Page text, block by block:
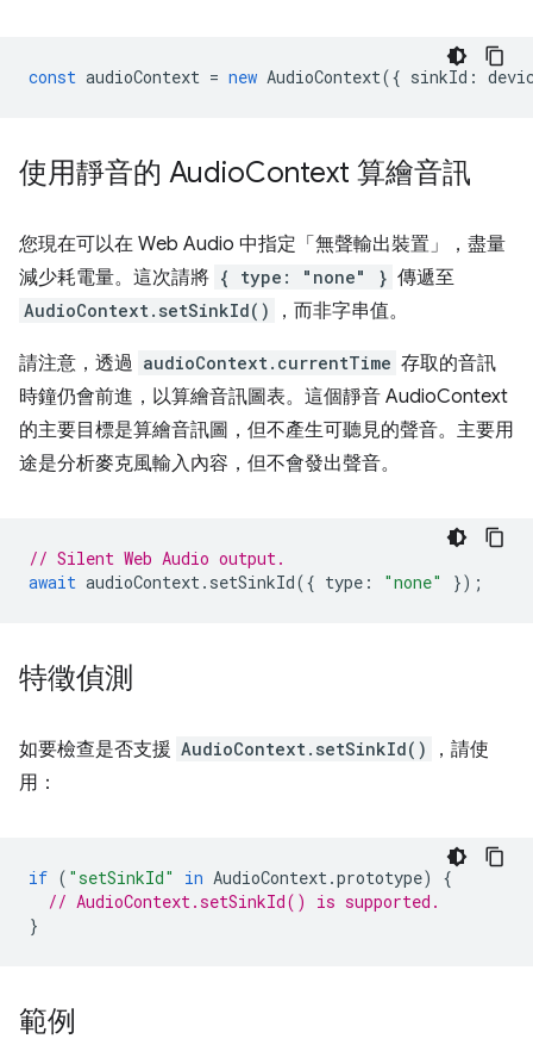
const audioContext = new AudioContext({ sinkId :
使用靜音的 AudioContext 算繪音訊
您現在可以在 Web Audio 中指定「無聲輸出裝置」，盡量
減少耗電量。這次請將 { type: "none" } 傳遞至
AudioContext.setSinkId() ，而非字串值。
請注意，透過 audioContext.currentTime 存取的音訊
時鐘仍會前進，以算繪音訊圖表。這個靜音 AudioContext
的主要目標是算繪音訊圖，但不產生可聽見的聲音。主要用
途是分析麥克風輸入內容，但不會發出聲音。
// Silent Web Audio output.
await audioContext. setSinkId({ type : "none" });
特徵偵測
如要檢查是否支援 AudioContext.setSinkId()
，請使
用：
if ( "setSinkId" in AudioContext.prototype)
{
// AudioContext.setSinkId() is supported.
}
範例